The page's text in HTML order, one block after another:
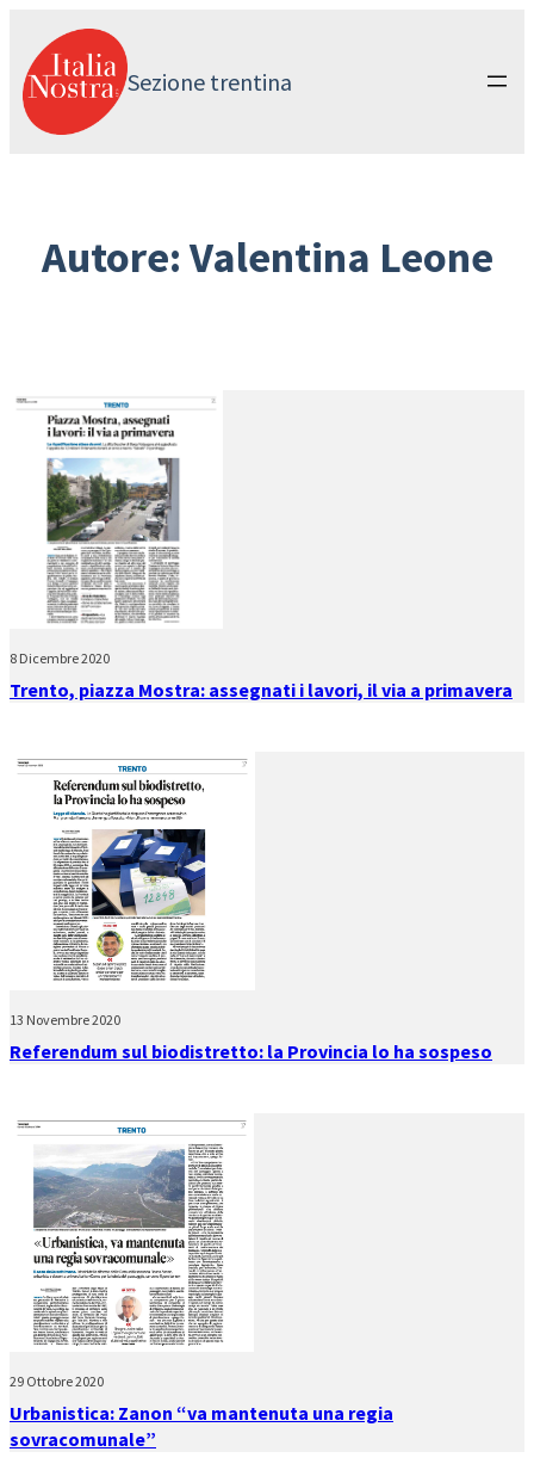
contenuto
Sezione trentina
Autore: Valentina Leone
8 Dicembre 2020
Trento, piazza Mostra: assegnati i lavori, il via a primavera
13 Novembre 2020
Referendum sul biodistretto: la Provincia lo ha sospeso
29 Ottobre 2020
Urbanistica: Zanon “va mantenuta una regia
sovracomunale”